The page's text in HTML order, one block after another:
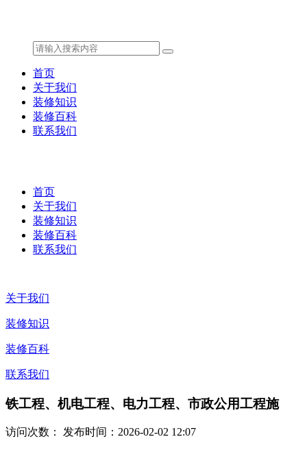
首页
关于我们
装修知识
装修百科
联系我们
首页
关于我们
装修知识
装修百科
联系我们
关于我们
装修知识
装修百科
联系我们
铁工程、机电工程、电力工程、市政公用工程施
访问次数： 发布时间：2026-02-02 12:07